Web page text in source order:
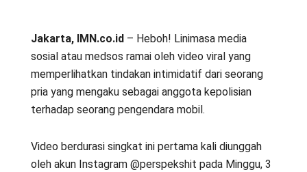
Jakarta, IMN.co.id– Heboh! Linimasa media
sosial atau medsos ramai oleh video viral yang
memperlihatkan tindakan intimidatif dari seorang
pria yang mengaku sebagai anggota kepolisian
terhadap seorang pengendara mobil.
Video berdurasi singkat ini pertama kali diunggah
oleh akun Instagram @perspekshit pada Minggu, 3